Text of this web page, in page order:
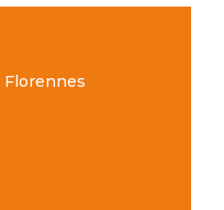
Florennes